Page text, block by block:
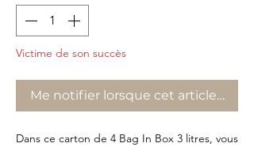
Victime de son succès
Me notifier lorsque cet article est
Dans ce carton de 4 Bag In Box 3 litres, vous